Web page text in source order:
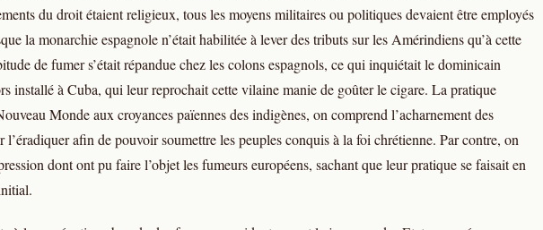
du droit étaient religieux, tous les moyens militaires ou politiques devaient être employés
la monarchie espagnole n’était habilitée à lever des tributs sur les Amérindiens qu’à cette
de fumer s’était répandue chez les colons espagnols, ce qui inquiétait le dominicain
installé à Cuba, qui leur reprochait cette vilaine manie de goûter le cigare. La pratique
Monde aux croyances païennes des indigènes, on comprend l’acharnement des
l’éradiquer afin de pouvoir soumettre les peuples conquis à la foi chrétienne. Par contre, on
dont ont pu faire l’objet les fumeurs européens, sachant que leur pratique se faisait en